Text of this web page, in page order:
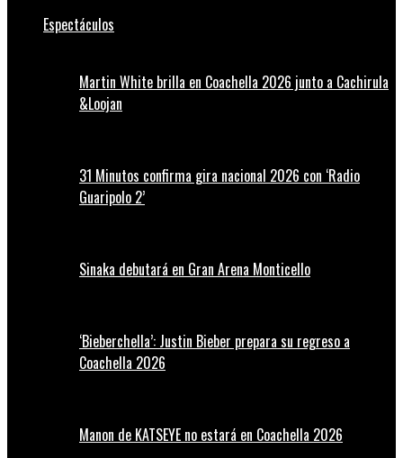
Espectáculos
Martin White brilla en Coachella 2026 junto a Cachirula
&Loojan
31 Minutos confirma gira nacional 2026 con ‘Radio
Guaripolo 2’
Sinaka debutará en Gran Arena Monticello
‘Bieberchella’: Justin Bieber prepara su regreso a
Coachella 2026
Manon de KATSEYE no estará en Coachella 2026